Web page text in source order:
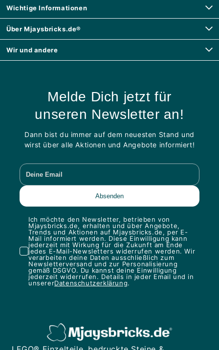
Wichtige Informationen
Über Mjaysbricks.de®
Wir und andere
Melde Dich jetzt für
unseren Newsletter an!
Dann bist du immer auf dem neuesten Stand und
wirst über alle Aktionen und Angebote informiert!
Ich möchte den Newsletter, betrieben von
Mjaysbricks.de, erhalten und über Angebote,
Trends und Aktionen auf Mjaysbricks.de, per E-
Mail informiert werden. Diese Einwilligung kann
jederzeit mit Wirkung für die Zukunft am Ende
jedes E-Mail-Newsletters widerrufen werden. Wir
verarbeiten deine Daten ausschließlich zum
Newsletterversand und zur Personalisierung
gemäß DSGVO. Du kannst deine Einwilligung
jederzeit widerrufen. Details in jeder Email und in
unsererDatenschutzerklärung.